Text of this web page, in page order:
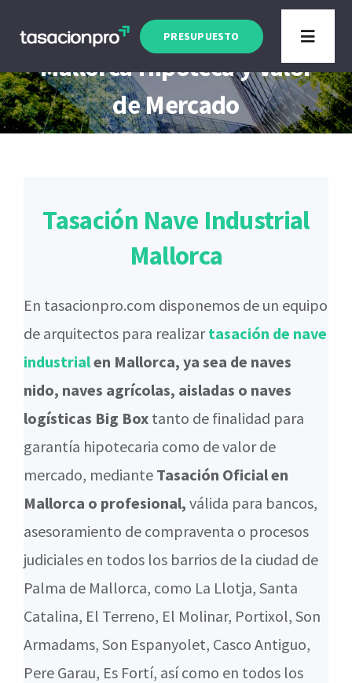
Toggle
Tipo de Inmueble
Finalidad
PRESUPUESTO
Tasación Nave Industrial
Mallorca Hipoteca y Valor
de Mercado
Tasación Nave Industrial
Mallorca
En tasacionpro.com disponemos de un equipo
de arquitectos para realizartasación de nave
industrialen Mallorca, ya sea de naves
nido, naves agrícolas, aisladas o naves
logísticas Big Box tanto de finalidad para
garantía hipotecaria como de valor de
mercado, mediante Tasación Oficial en
Mallorca o profesional, válida para bancos,
asesoramiento de compraventa o procesos
judiciales en todos los barrios de la ciudad de
Palma de Mallorca, como La Llotja, Santa
Catalina, El Terreno, El Molinar, Portixol, Son
Armadams, Son Espanyolet, Casco Antiguo,
Pere Garau, Es Fortí, así como en todos los